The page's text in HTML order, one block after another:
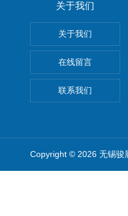
关于我们
关于我们
在线留言
联系我们
Copyright © 2026 无锡骏